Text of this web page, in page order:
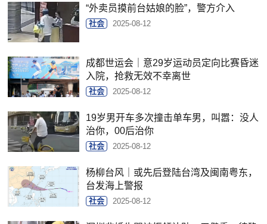
“外卖员摸前台姑娘的脸”，警方介入
社会 2025-08-12
成都世运会｜意29岁运动员定向比赛昏迷
入院，抢救无效不幸离世
社会 2025-08-12
19岁男开车多次撞击单车男，叫嚣：没人
治你，00后治你
社会 2025-08-12
杨柳台风｜或先后登陆台湾及闽南粤东，
台发海上警报
社会 2025-08-12